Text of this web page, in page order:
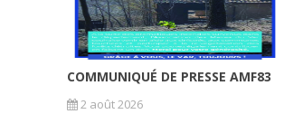
COMMUNIQUÉ DE PRESSE AMF83
2 août 2026